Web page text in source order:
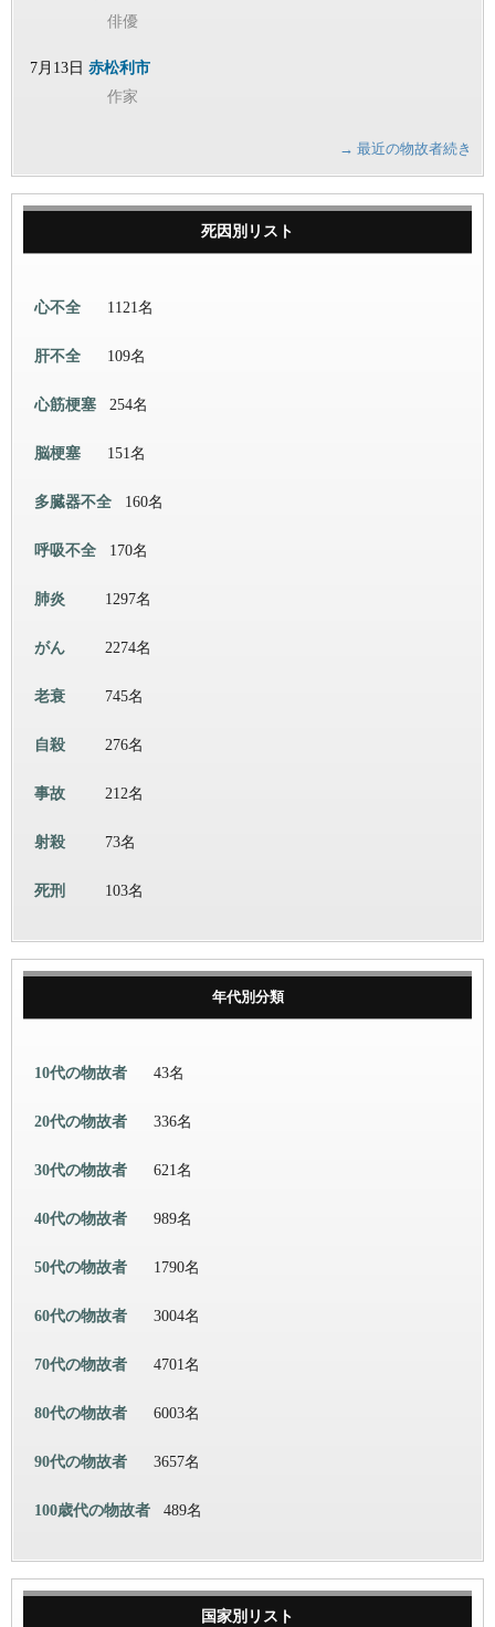
俳優
7月13日 赤松利市
作家
→ 最近の物故者続き
死因別リスト
心不全 1121名
肝不全 109名
心筋梗塞 254名
脳梗塞 151名
多臓器不全 160名
呼吸不全 170名
肺炎 1297名
がん 2274名
老衰 745名
自殺 276名
事故 212名
射殺 73名
死刑 103名
年代別分類
10代の物故者 43名
20代の物故者 336名
30代の物故者 621名
40代の物故者 989名
50代の物故者 1790名
60代の物故者 3004名
70代の物故者 4701名
80代の物故者 6003名
90代の物故者 3657名
100歳代の物故者 489名
国家別リスト